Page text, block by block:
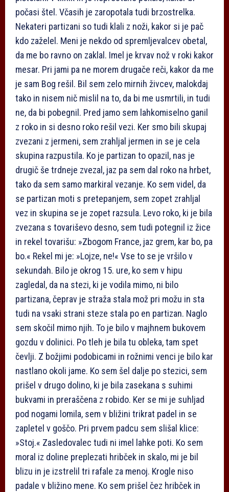
počasi štel. Včasih je zaropotala tudi brzostrelka.
Nekateri partizani so tudi klali z noži, kakor si je pač
kdo zaželel. Meni je nekdo od spremljevalcev obetal,
da me bo ravno on zaklal. Imel je krvav nož v roki kakor
mesar. Pri jami pa ne morem drugače reči, kakor da me
je sam Bog rešil. Bil sem zelo mirnih živcev, malokdaj
tako in nisem nič mislil na to, da bi me usmrtili, in tudi
ne, da bi pobegnil. Pred jamo sem lahkomiselno ganil
z roko in si desno roko rešil vezi. Ker smo bili skupaj
zvezani z jermeni, sem zrahljal jermen in se je cela
skupina razpustila. Ko je partizan to opazil, nas je
drugič še trdneje zvezal, jaz pa sem dal roko na hrbet,
tako da sem samo markiral vezanje. Ko sem videl, da
se partizan moti s pretepanjem, sem zopet zrahljal
vez in skupina se je zopet razsula. Levo roko, ki je bila
zvezana s tovariševo desno, sem tudi potegnil iz žice
in rekel tovarišu: »Zbogom France, jaz grem, kar bo, pa
bo.« Rekel mi je: »Lojze, ne!« Vse to se je vršilo v
sekundah. Bilo je okrog 15. ure, ko sem v hipu
zagledal, da na stezi, ki je vodila mimo, ni bilo
partizana, čeprav je straža stala mož pri možu in sta
tudi na vsaki strani steze stala po en partizan. Naglo
sem skočil mimo njih. To je bilo v majhnem bukovem
gozdu v dolinici. Po tleh je bila tu obleka, tam spet
čevlji. Z božjimi podobicami in rožnimi venci je bilo kar
nastlano okoli jame. Ko sem šel dalje po stezici, sem
prišel v drugo dolino, ki je bila zasekana s suhimi
bukvami in preraščena z robido. Ker se mi je suhljad
pod nogami lomila, sem v bližini trikrat padel in se
zapletel v goščo. Pri prvem padcu sem slišal klice:
»Stoj.« Zasledovalec tudi ni imel lahke poti. Ko sem
moral iz doline preplezati hribček in skalo, mi je bil
blizu in je izstrelil tri rafale za menoj. Krogle niso
padale v bližino mene. Ko sem prišel čez hribček in